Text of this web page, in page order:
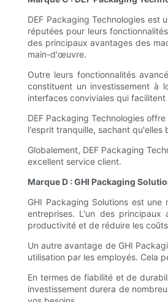
DEF Packaging Technologies est
réputées pour leurs
des principaux avantages des
main-d'œuvre.
Outre leurs fonctionnalités
constituent un investissement à
interfaces conviviales qui
DEF Packaging Technologies
l'esprit tranquille, sachant qu'elles
Globalement, DEF Packaging
excellent service client.
Marque D : GHI Packaging
GHI Packaging Solutions est
entreprises. L'un des
productivité et de réduire les
Un autre avantage de GHI
utilisation par les employés. Cela
En termes de fiabilité et de
investissement durera de